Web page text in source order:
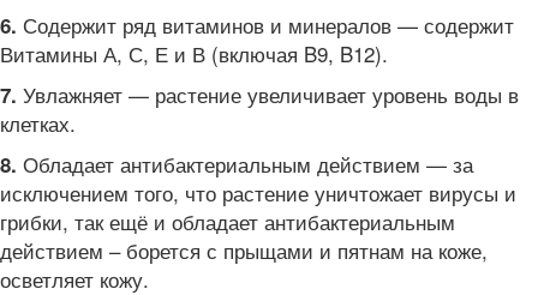
6. Содержит ряд витаминов и минералов — содержит
Витамины А, С, Е и В (включая B9, B12).
7. Увлажняет — растение увеличивает уровень воды в
клетках.
8. Обладает антибактериальным действием — за
исключением того, что растение уничтожает вирусы и
грибки, так ещё и обладает антибактериальным
действием – борется с прыщами и пятнам на коже,
осветляет кожу.